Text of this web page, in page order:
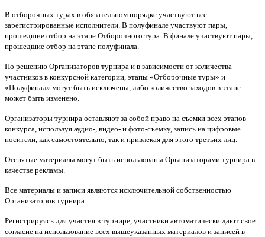
В отборочных турах в обязательном порядке участвуют все
зарегистрированные исполнители. В полуфинале участвуют пары,
прошедшие отбор на этапе Отборочного тура. В финале участвуют пары,
прошедшие отбор на этапе полуфинала.
По решению Организаторов турнира и в зависимости от количества
участников в конкурсной категории, этапы «Отборочные туры» и
«Полуфинал» могут быть исключены, либо количество заходов в этапе
может быть изменено.
Организаторы турнира оставляют за собой право на съемки всех этапов
конкурса, используя аудио-, видео- и фото-съемку, запись на цифровые
носители, как самостоятельно, так и привлекая для этого третьих лиц.
Отснятые материалы могут быть использованы Организаторами турнира в
качестве рекламы.
Все материалы и записи являются исключительной собственностью
Организаторов турнира.
Регистрируясь для участия в турнире, участники автоматически дают свое
согласие на использование всех вышеуказанных материалов и записей в